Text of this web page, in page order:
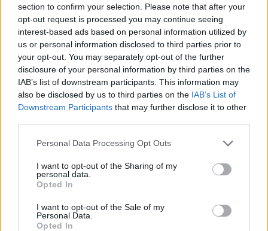
section to confirm your selection. Please note that after your
opt-out request is processed you may continue seeing
interest-based ads based on personal information utilized by
us or personal information disclosed to third parties prior to
your opt-out. You may separately opt-out of the further
disclosure of your personal information by third parties on the
IAB’s list of downstream participants. This information may
also be disclosed by us to third parties on the IAB’s List of
Downstream Participants that may further disclose it to other
Please note that this website/app uses one or more Google
not limited to your visit or usage behaviour. You may click to
grant or deny consent to Google and its third-party tags to
use your data for below specified purposes in below Google
consent section.
Personal Data Processing Opt Outs
I want to opt-out of the Sharing of my
personal data.
Opted In
I want to opt-out of the Sale of my
Personal Data.
Opted In
SPRAWDŹ
Często sprawdzane
Odmiana: pasmczypasem
Odmiana:sierot czysierót ?
Ciekawostki
część mowy— Odsłonili tajemmnice części mowy
nazwisko
— A na blogu
Mać— dawne znaczenie